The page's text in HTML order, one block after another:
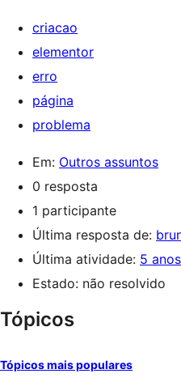
criacao
elementor
erro
página
problema
Em: Outros assuntos
0 resposta
1 participante
Última resposta de:
Última atividade: 5
Estado: não resolvido
Tópicos
Tópicos mais populares